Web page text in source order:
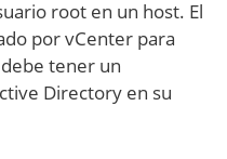
root en un host. El
por vCenter para
tener un
Directory en su